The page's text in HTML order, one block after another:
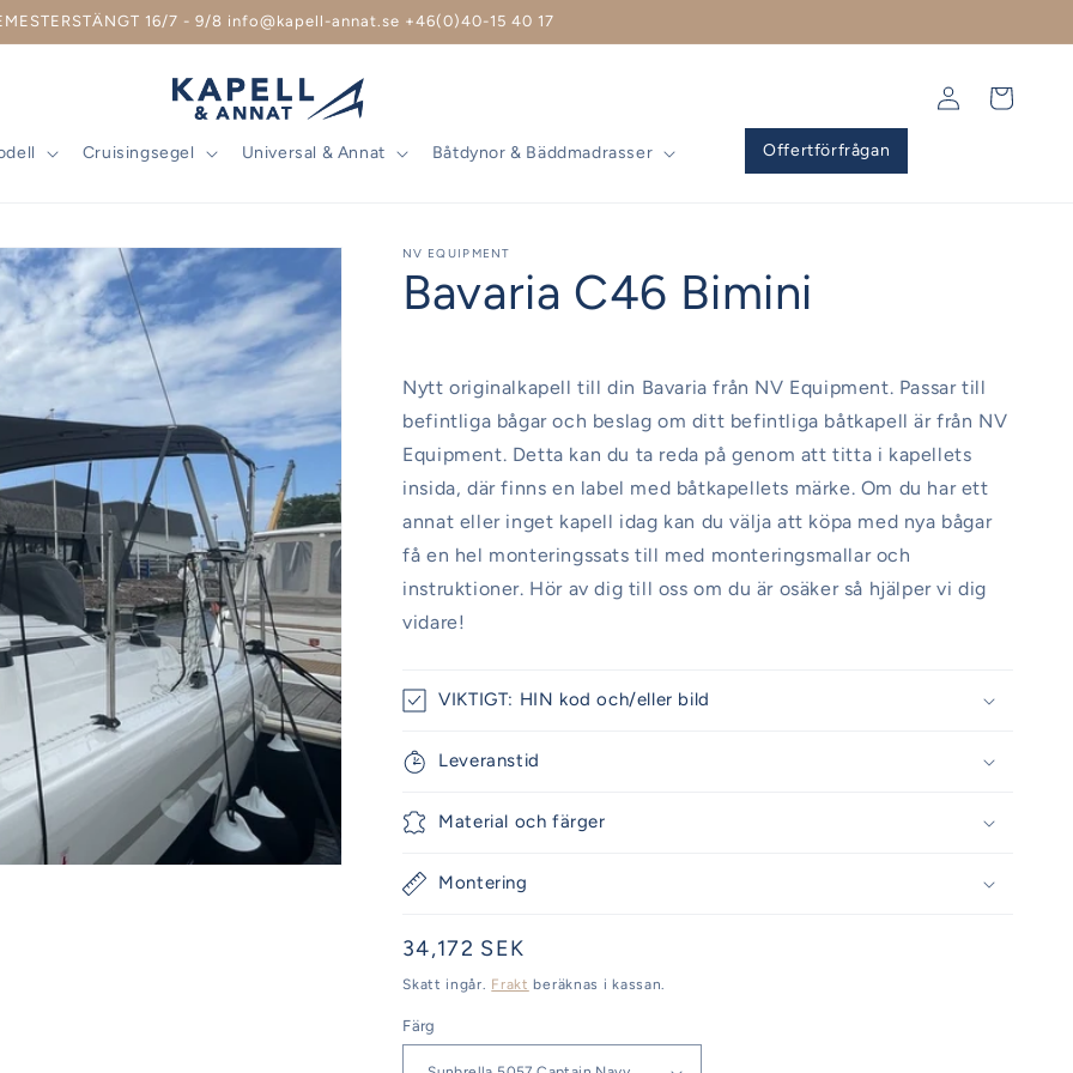
16/7 - 9/8 info@kapell-annat.se +46(0)40-15 40 17
Cruisingsegel Universal & Annat Båtdynor & Bäddmadrasser Offertförfrågan
Logga
Varukorg
NV EQUIPMENT
Bavaria C46 Bimini
Nytt originalkapell till din Bavaria från NV Equipment. Passar till
befintliga bågar och beslag om ditt befintliga båtkapell är från NV
Equipment. Detta kan du ta reda på genom att titta i kapellets
insida, där finns en label med båtkapellets märke. Om du har ett
annat eller inget kapell idag kan du välja att köpa med nya bågar
få en hel monteringssats till med monteringsmallar och
instruktioner. Hör av dig till oss om du är osäker så hjälper vi dig
vidare!
VIKTIGT: HIN kod och/eller bild
Leveranstid
Material och färger
Montering
Ordinarie
pris
34,172 SEK
Skatt ingår. Frakt beräknas i kassan.
Färg